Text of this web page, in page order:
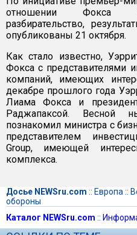
отношении Фокса
разбирательство,
опубликованы 21 октября.
Как стало известно,
Фокса с представителями
компаний, имеющих
декабре прошлого года
Лиама Фокса и
Раджапаксой. Весной
познакомил министра с
представителем
Group, имеющей
комплекса.
Досье NEWSru.com :: Европа ::
обороны
Каталог NEWSru.com ::